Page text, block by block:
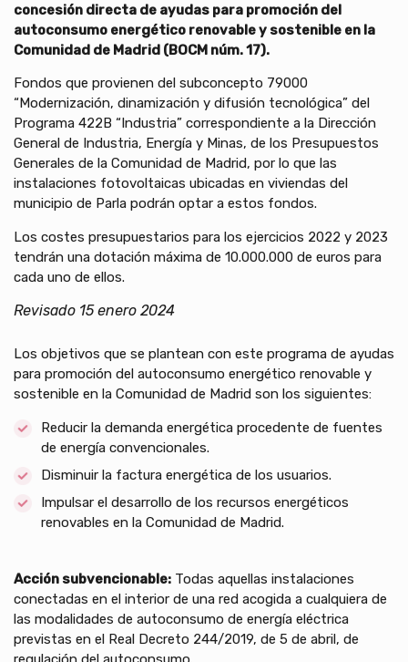
concesión directa de ayudas para promoción del
autoconsumo energético renovable y sostenible en la
Comunidad de Madrid (BOCM núm. 17).
Fondos que provienen del subconcepto 79000
“Modernización, dinamización y difusión tecnológica” del
Programa 422B “Industria” correspondiente a la Dirección
General de Industria, Energía y Minas, de los Presupuestos
Generales de la Comunidad de Madrid, por lo que las
instalaciones fotovoltaicas ubicadas en viviendas del
municipio de Parla podrán optar a estos fondos.
Los costes presupuestarios para los ejercicios 2022 y 2023
tendrán una dotación máxima de 10.000.000 de euros para
cada uno de ellos.
Revisado 15 enero 2024
Los objetivos que se plantean con este programa de ayudas
para promoción del autoconsumo energético renovable y
sostenible en la Comunidad de Madrid son los siguientes:
Reducir la demanda energética procedente de fuentes
de energía convencionales.
Disminuir la factura energética de los usuarios.
Impulsar el desarrollo de los recursos energéticos
renovables en la Comunidad de Madrid.
Acción subvencionable: Todas aquellas instalaciones
conectadas en el interior de una red acogida a cualquiera de
las modalidades de autoconsumo de energía eléctrica
previstas en el Real Decreto 244/2019, de 5 de abril, de